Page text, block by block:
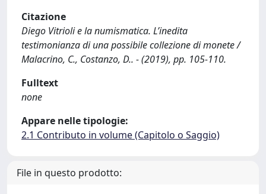
Citazione
Diego Vitrioli e la numismatica. L’inedita
testimonianza di una possibile collezione di monete /
Malacrino, C., Costanzo, D.. - (2019), pp. 105-110.
Fulltext
none
Appare nelle tipologie:
2.1 Contributo in volume (Capitolo o Saggio)
File in questo prodotto: